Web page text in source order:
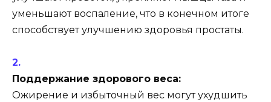
уменьшают воспаление, что в конечном итоге
способствует улучшению здоровья простаты.
Поддержание здорового веса:
Ожирение и избыточный вес могут ухудшить